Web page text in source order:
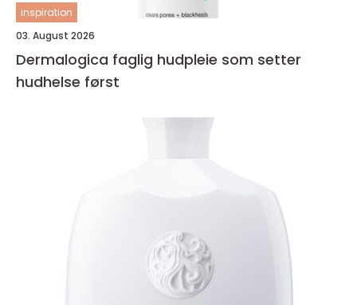
inspiration
03. August 2026
Dermalogica faglig hudpleie som setter
hudhelse først